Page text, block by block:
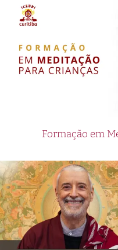
Formação em